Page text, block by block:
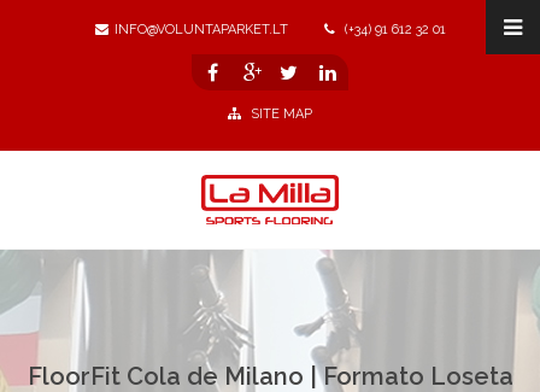
INFO@VOLUNTAPARKET.LT (+34) 91 612 32 01
SITE MAP
FloorFit Cola de Milano | Formato Loseta